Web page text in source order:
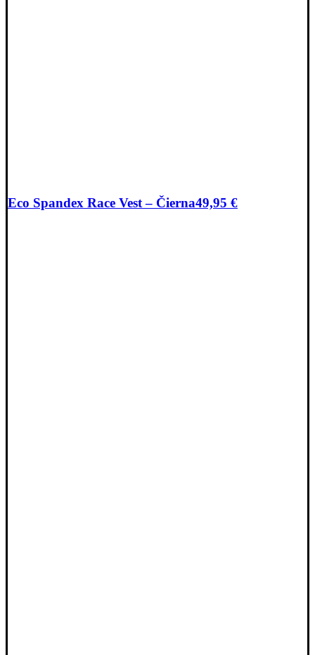
Eco Spandex Race Vest – Čierna49,95 €